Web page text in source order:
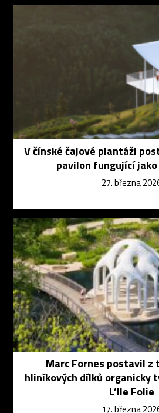
V čínské čajové plantáži
pavilon fungující
27. března
Marc Fornes postavil z
hliníkových dílků organicky
L’Ile Folie
17. března